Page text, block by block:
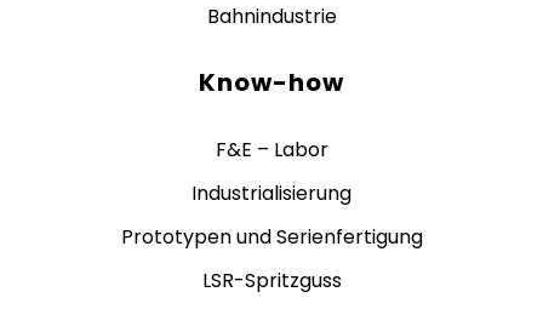
Bahnindustrie
Know-how
F&E – Labor
Industrialisierung
Prototypen und Serienfertigung
LSR-Spritzguss